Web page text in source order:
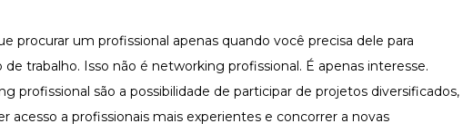
procurar um profissional apenas quando você precisa dele para
trabalho. Isso não é networking profissional. É apenas interesse.
profissional são a possibilidade de participar de projetos diversificados,
a profissionais mais experientes e concorrer a novas